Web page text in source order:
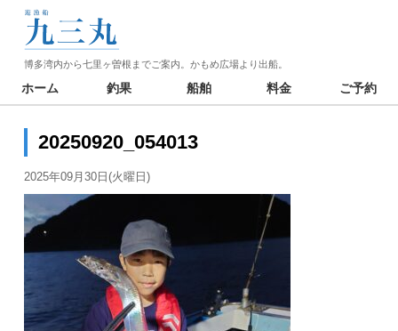
博多湾内から七里ヶ曽根までご案内。かもめ広場より出船。
ホーム 釣果 船舶 料金 ご予約
20250920_054013
2025年09月30日(火曜日)